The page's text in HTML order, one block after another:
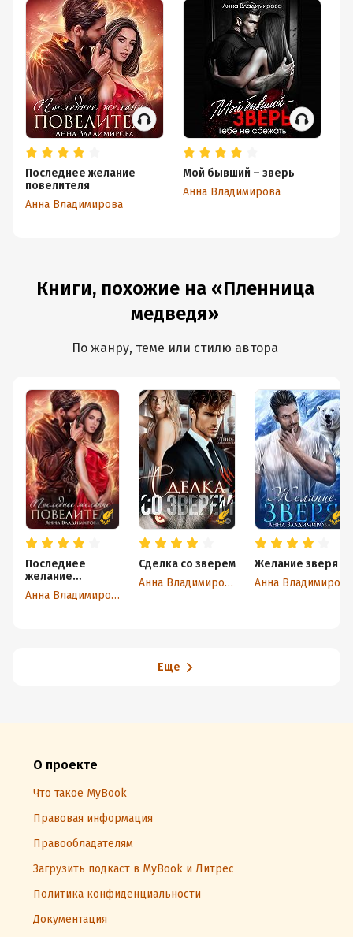
Последнее желание
повелителя
Анна Владимирова
Мой бывший – зверь
Анна Владимирова
Книги, похожие на «Пленница
медведя»
По жанру, теме или стилю автора
Последнее
желание
повелителя
Анна Владимирова
Сделка со зверем
Анна Владимирова
Желание зверя
Еще
О проекте
Что такое MyBook
Правовая информация
Правообладателям
Загрузить подкаст в MyBook и Литрес
Политика конфиденциальности
Документация